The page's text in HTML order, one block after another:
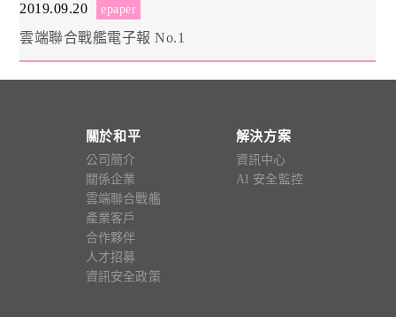
2019.09.20 epaper
雲端聯合戰艦電子報 No.1
關於和平
公司簡介
關係企業
雲端聯合戰艦
產業客戶
合作夥伴
人才招募
資訊安全政策
解決方案
資訊中心
AI 安全監控